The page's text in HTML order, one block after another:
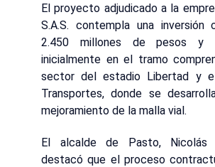
El proyecto adjudicado a la
S.A.S. contempla una inversión
2.450 millones de pesos y
inicialmente en el tramo
sector del estadio Libertad y
Transportes, donde se
mejoramiento de la malla vial.
El alcalde de Pasto, Nicolás
destacó que el proceso